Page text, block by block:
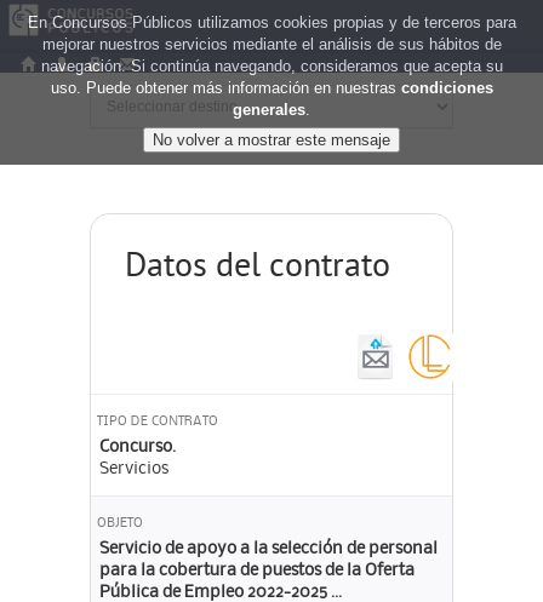
Datos del contrato
TIPO DE CONTRATO
Concurso.
Servicios
OBJETO
Servicio de apoyo a la selección de personal
para la cobertura de puestos de la Oferta
Pública de Empleo 2022-2025 ...
En Concursos Públicos utilizamos cookies propias y de terceros para
mejorar nuestros servicios mediante el análisis de sus hábitos de
navegación. Si continúa navegando, consideramos que acepta su
uso. Puede obtener más información en nuestras condiciones
generales.